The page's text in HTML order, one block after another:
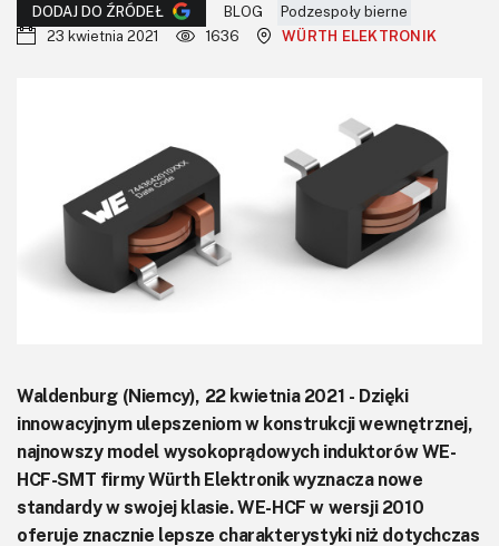
Newsletter
Do pobrania
DODAJ DO ŹRÓDEŁ BLOG
Podzespoły bierne
23 kwietnia 2021
1636 WÜRTH ELEKTRONIK
Waldenburg (Niemcy), 22 kwietnia 2021 - Dzięki
innowacyjnym ulepszeniom w konstrukcji wewnętrznej,
najnowszy model wysokoprądowych induktorów WE-
HCF-SMT firmy Würth Elektronik wyznacza nowe
standardy w swojej klasie. WE-HCF w wersji 2010
oferuje znacznie lepsze charakterystyki niż dotychczas